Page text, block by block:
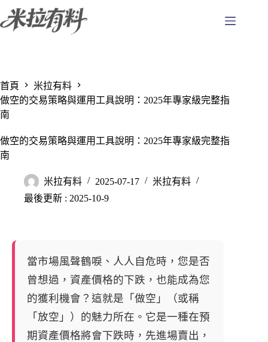
至
容
首頁
米拉有料
做空的交易策略與運用工具說明：2025年專家級完整指
南
做空的交易策略與運用工具說明：2025年專家級完整指
南
米拉有料 2025-07-17
米拉有料
最後更新 : 2025-10-9
當市場風聲鶴唳、人人自危時，您是否
曾想過，資產價格的下跌，也能成為您
的獲利機會？這就是「做空」（或稱
「放空」）的魅力所在。它是一種在預
期資產價格將會下跌時，先進場賣出，